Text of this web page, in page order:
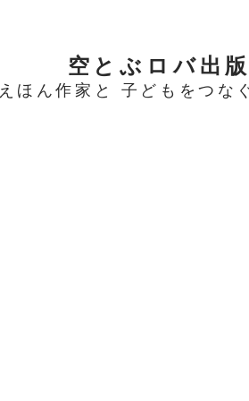
​空とぶロバ出版
えほん作家と 子どもをつな